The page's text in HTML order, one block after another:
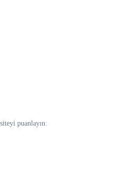
puanlayın: